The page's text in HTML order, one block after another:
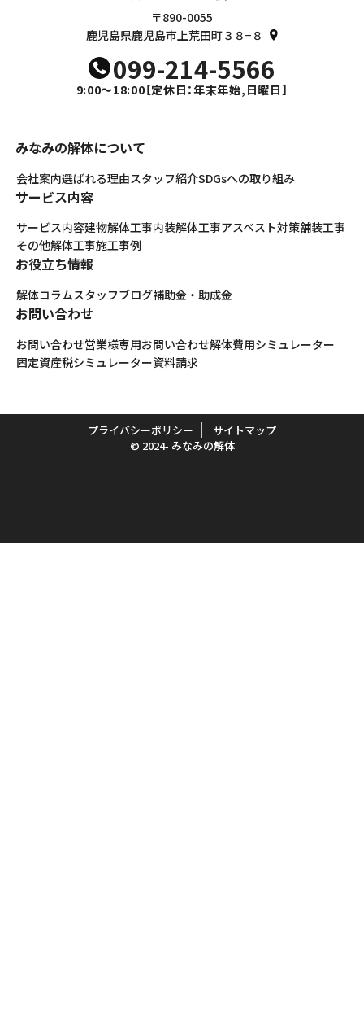
〒890-0055
鹿児島県鹿児島市上荒田町３８−８
099-214-5566
9:00～18:00【定休日：年末年始,日曜日】
みなみの解体について
会社案内選ばれる理由スタッフ紹介SDGsへの取り組み
サービス内容
サービス内容建物解体工事内装解体工事アスベスト対策舗装工事
その他解体工事施工事例
お役立ち情報
解体コラムスタッフブログ補助金・助成金
お問い合わせ
お問い合わせ営業様専用お問い合わせ解体費用シミュレーター
固定資産税シミュレーター資料請求
プライバシーポリシー
サイトマップ
© 2024- みなみの解体